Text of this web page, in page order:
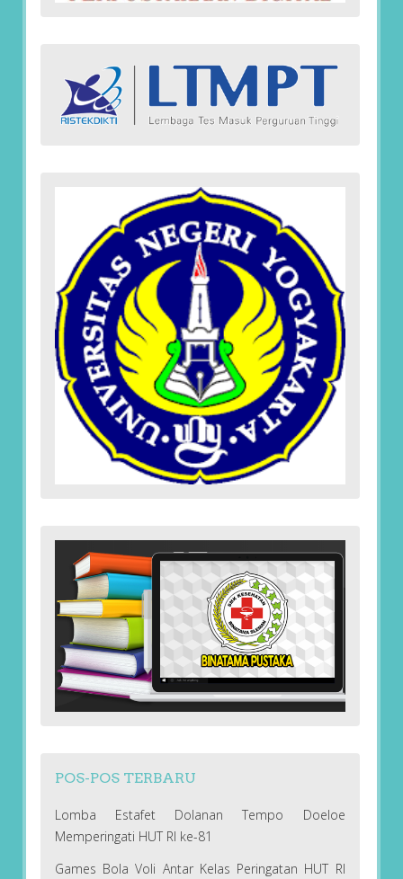
POS-POS TERBARU
Lomba Estafet Dolanan Tempo Doeloe
Memperingati HUT RI ke-81
Games Bola Voli Antar Kelas Peringatan HUT RI